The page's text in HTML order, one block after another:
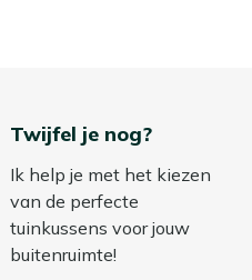
Twijfel je nog?
Ik help je met het kiezen
van de perfecte
tuinkussens voor jouw
buitenruimte!